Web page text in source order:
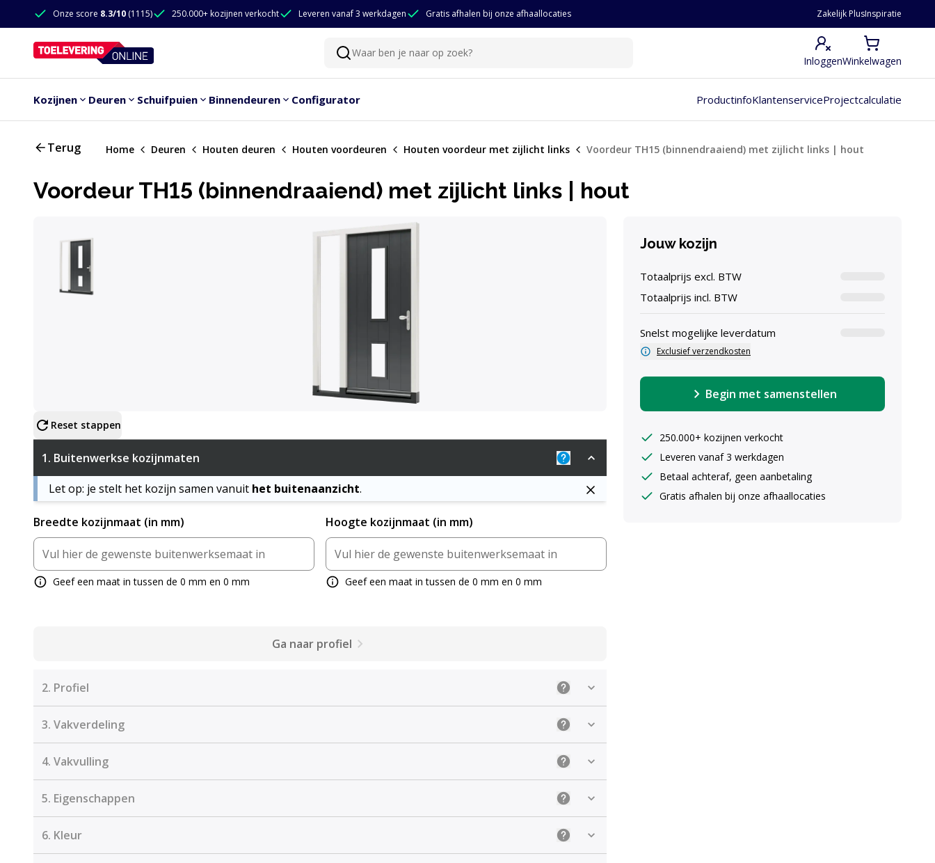
Doorgaan naar de inhoud
Onze score 8.3/10 (1115) 250.000+ kozijnen verkocht Leveren vanaf 3 werkdagen Gratis afhalen bij onze afhaallocaties Zakelijk PlusInspiratie
Zoeken
Waar ben je naar op zoek?
InloggenWinkelwagen
Kozijnen Deuren Schuifpuien Binnendeuren Configurator ProductinfoKlantenserviceProjectcalculatie
Terug Home Deuren Houten deuren Houten voordeuren Houten voordeur met zijlicht links Voordeur TH15 (binnendraaiend) met zijlicht links | hout
Voordeur TH15 (binnendraaiend) met zijlicht links | hout
Configureer product
Reset stappen
1. Buitenwerkse kozijnmaten
Uitleg: De juiste maten ingeven
Let op: je stelt het kozijn samen vanuit het buitenaanzicht.
Breedte kozijnmaat (in mm)
Geef een maat in tussen de 0 mm en 0 mm
Hoogte kozijnmaat (in mm)
Geef een maat in tussen de 0 mm en 0 mm
Ga naar profiel
2. Profiel Uitleg: Selecteer het gewenste profiel
3. Vakverdeling Uitleg: Kies de juiste vakverdeling
4. Vakvulling Uitleg: De juiste vakvulling kiezen
5. Eigenschappen Uitleg: Selecteer de gewenste eigenschappen
6. Kleur Uitleg: Kies de juiste kleur en afwerking
Jouw kozijn
Totaalprijs excl. BTW
Totaalprijs incl. BTW
Snelst mogelijke leverdatum
Exclusief verzendkosten
Begin met samenstellen
250.000+ kozijnen verkocht
Leveren vanaf 3 werkdagen
Betaal achteraf, geen aanbetaling
Gratis afhalen bij onze afhaallocaties